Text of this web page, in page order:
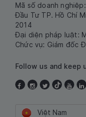
Mã số doanh
Đầu Tư TP. Hồ Chí
2014
Đại diện pháp luật:
Chức vụ: Giám đốc
Follow us and keep
Việt Nam